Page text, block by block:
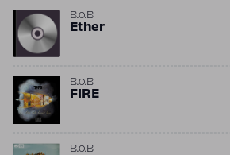
B.o.B
Ether
B.o.B
FIRE
B.o.B